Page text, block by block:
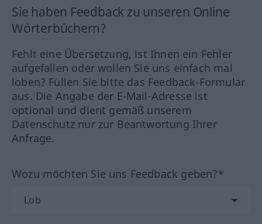
Sie haben Feedback zu unseren Online
Wörterbüchern?
Fehlt eine Übersetzung, ist Ihnen ein Fehler
aufgefallen oder wollen Sie uns einfach mal
loben? Füllen Sie bitte das Feedback-Formular
aus. Die Angabe der E-Mail-Adresse ist
optional und dient gemäß unserem
Datenschutz nur zur Beantwortung Ihrer
Anfrage.
Wozu möchten Sie uns Feedback geben?*